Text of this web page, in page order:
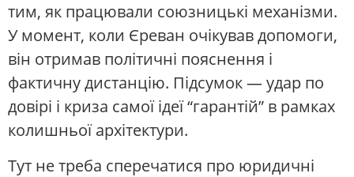
тим, як працювали союзницькі механізми.
У момент, коли Єреван очікував допомоги,
він отримав політичні пояснення і
фактичну дистанцію. Підсумок — удар по
довірі і криза самої ідеї “гарантій” в рамках
колишньої архітектури.
Тут не треба сперечатися про юридичні